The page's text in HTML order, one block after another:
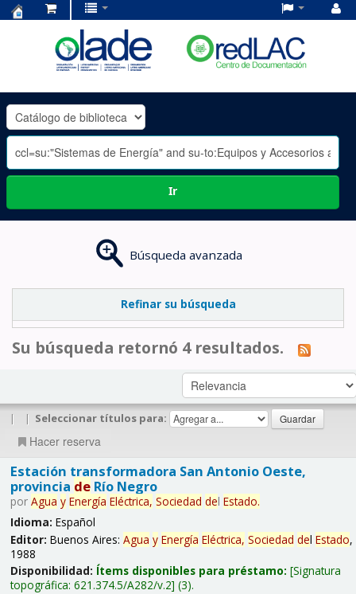
OLADE
-
Ir
Búsqueda avanzada
Refinar su búsqueda
Su búsqueda retornó 4 resultados.
| | Seleccionar títulos para:
Hacer reserva
Estación transformadora San Antonio Oeste,
provincia deRío Negro
por Agua y Energía Eléctrica, Sociedad del Estado.
Idioma: Español
Editor: Buenos Aires: Agua y Energía Eléctrica, Sociedad del Estado,
1988
Disponibilidad: Ítems disponibles para préstamo: Signatura
topográfica: 621.374.5/A282/v.2 (3).